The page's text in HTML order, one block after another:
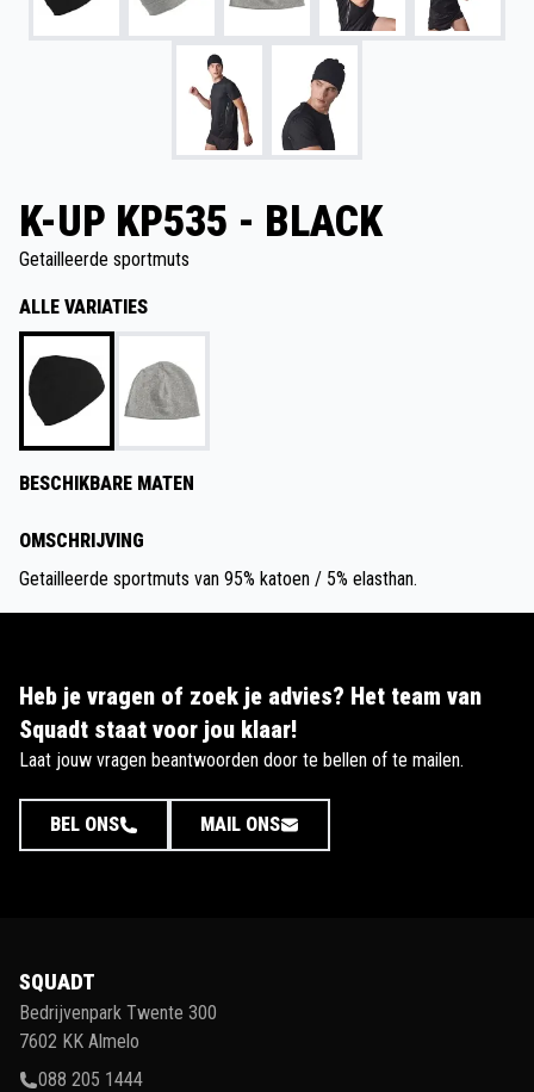
K-UP KP535 - BLACK
Getailleerde sportmuts
ALLE VARIATIES
BESCHIKBARE MATEN
OMSCHRIJVING
Getailleerde sportmuts van 95% katoen / 5% elasthan.
Heb je vragen of zoek je advies? Het team van
Squadt staat voor jou klaar!
Laat jouw vragen beantwoorden door te bellen of te mailen.
BEL ONS MAIL ONS
SQUADT
Bedrijvenpark Twente 300
7602 KK Almelo
088 205 1444